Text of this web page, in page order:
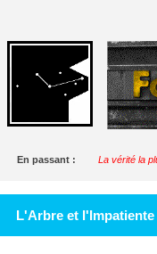
En passant :
La vérité la
L'Arbre et l'Impatiente